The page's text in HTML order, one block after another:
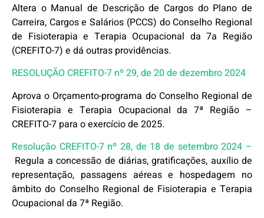
Altera o Manual de Descrição de Cargos do Plano de
Carreira, Cargos e Salários (PCCS) do Conselho Regional
de Fisioterapia e Terapia Ocupacional da 7a Região
(CREFITO-7) e dá outras providências.
RESOLUÇÃO CREFITO-7 nº 29, de 20 de dezembro 2024
Aprova o Orçamento-programa do Conselho Regional de
Fisioterapia e Terapia Ocupacional da 7ª Região –
CREFITO-7 para o exercício de 2025.
Resolução CREFITO-7 nº 28, de 18 de setembro 2024 –
Regula a concessão de diárias, gratificações, auxílio de
representação, passagens aéreas e hospedagem no
âmbito do Conselho Regional de Fisioterapia e Terapia
Ocupacional da 7ª Região.